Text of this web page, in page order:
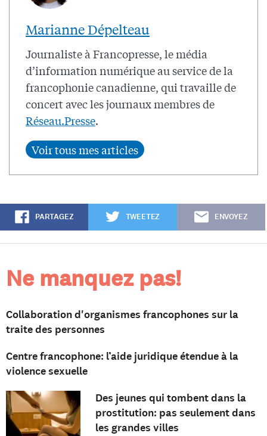
Marianne Dépelteau
Journaliste à Francopresse, le média
d’information numérique au service de la
francophonie canadienne, qui travaille de
concert avec les journaux membres de
Réseau.Presse.
PARTAGEZ TWEETEZ ENVOYEZ
Ne manquez pas!
Collaboration d'organismes francophones sur la
traite des personnes
Centre francophone: l’aide juridique étendue à la
violence sexuelle
Des jeunes qui tombent dans la
prostitution: pas seulement dans
les grandes villes